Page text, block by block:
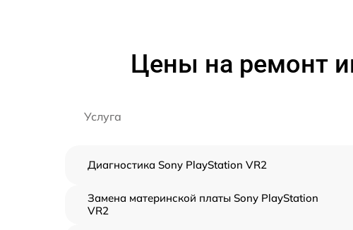
Цены на ремонт
Услуга
Диагностика Sony PlayStation VR2
Замена материнской платы Sony PlayStation
VR2